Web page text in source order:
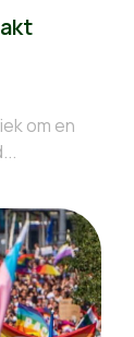
om en